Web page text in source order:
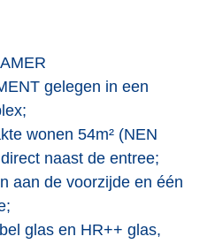
gelegen in een
wonen 54m² (NEN
naast de entree;
aan de voorzijde en één
glas en HR++ glas,